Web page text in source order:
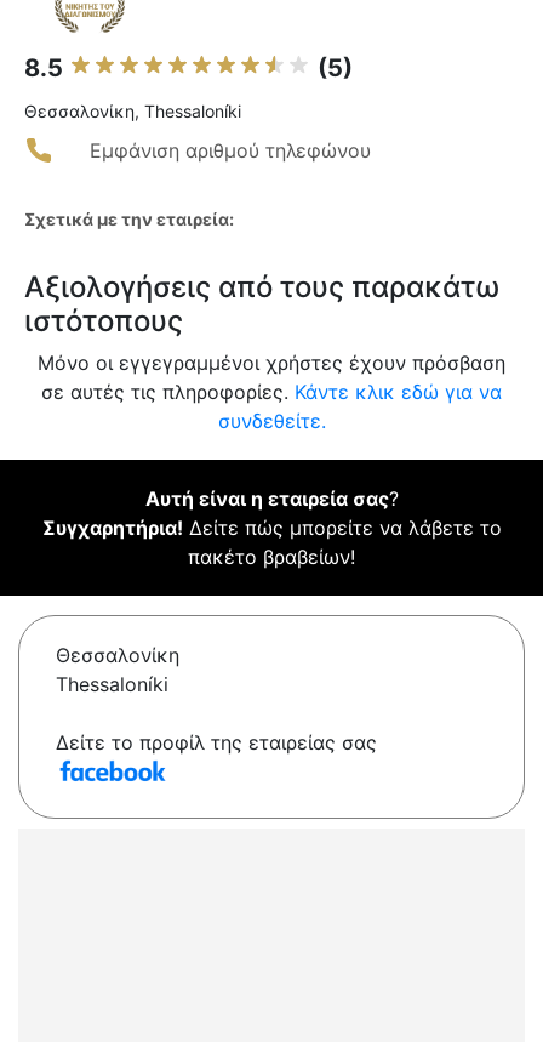
8.5 (5)
Θεσσαλονίκη, Thessaloníki
Εμφάνιση αριθμού τηλεφώνου
Σχετικά με την εταιρεία:
Αξιολογήσεις από τους παρακάτω
ιστότοπους
Μόνο οι εγγεγραμμένοι χρήστες έχουν πρόσβαση
σε αυτές τις πληροφορίες. Κάντε κλικ εδώ για να
συνδεθείτε.
Αυτή είναι η εταιρεία σας?
Συγχαρητήρια! Δείτε πώς μπορείτε να λάβετε το
πακέτο βραβείων!
Θεσσαλονίκη
Thessaloníki
Δείτε το προφίλ της εταιρείας σας